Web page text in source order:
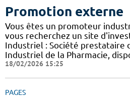
Promotion externe
Vous êtes un promoteur
vous recherchez un site
Industriel : Société prestataire
Industriel de la Pharmacie,
18/02/2026 15:25
PAGES